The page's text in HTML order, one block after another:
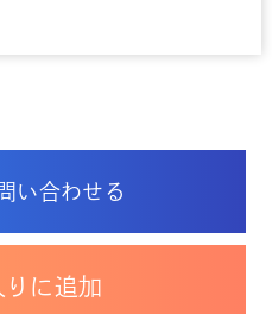
い合わせる
りに追加